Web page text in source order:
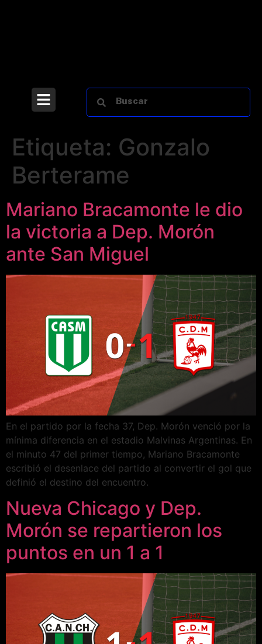
Etiqueta: Gonzalo
Berterame
Mariano Bracamonte le dio
la victoria a Dep. Morón
ante San Miguel
En el partido por la fecha 37, Dep. Morón venció por la
mínima diferencia en el estadio Malvinas Argentinas. En
el minuto 47 del primer tiempo, Mariano Bracamonte
escribió el desenlace del partido al convertir el gol que
definió el destino del encuentro.
Nueva Chicago y Dep.
Morón se repartieron los
puntos en un 1 a 1